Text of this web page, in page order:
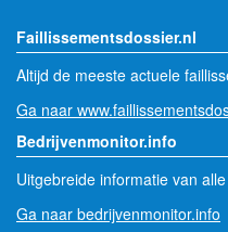
Faillissementsdossier.nl
Altijd de meeste actuele
Ga naar
Bedrijvenmonitor.info
Uitgebreide informatie van
Ga naar bedrijvenmonitor.info